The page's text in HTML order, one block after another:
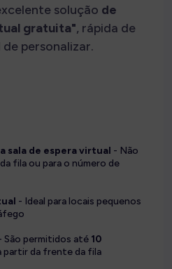
solução de
gratuita", rápida de
personalizar.
sala de espera virtual - Não
fila ou para o número de
- Ideal para locais pequenos
São permitidos até 10
partir da frente da fila